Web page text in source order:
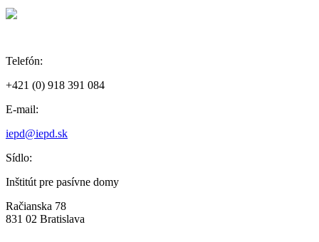
Telefón:
+421 (0) 918 391 084
E-mail:
iepd@iepd.sk
Sídlo:
Inštitút pre pasívne domy
Račianska 78
831 02 Bratislava